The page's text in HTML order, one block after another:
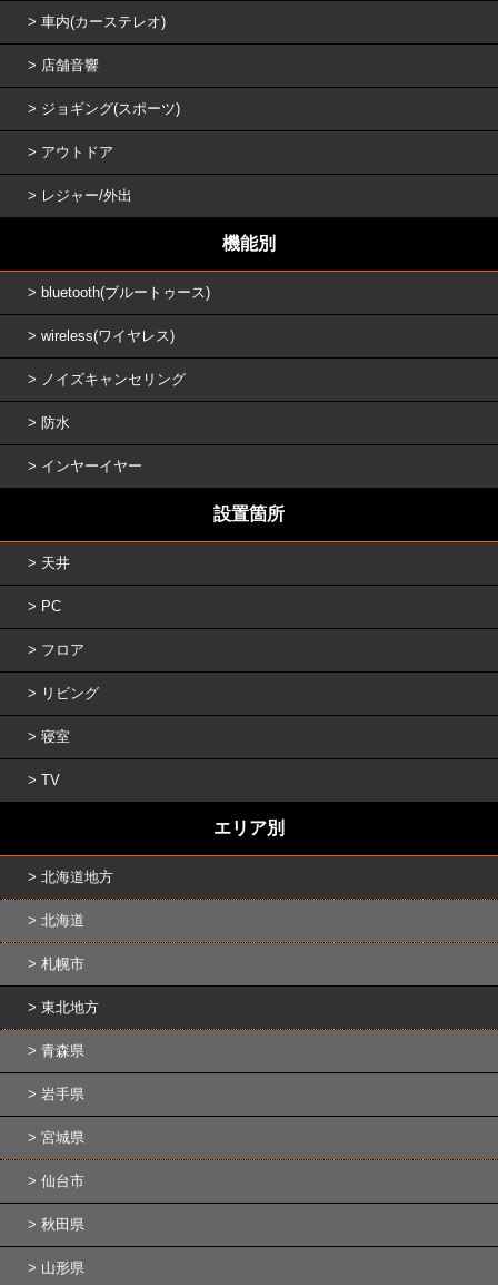
車内(カーステレオ)
店舗音響
ジョギング(スポーツ)
アウトドア
レジャー/外出
機能別
bluetooth(ブルートゥース)
wireless(ワイヤレス)
ノイズキャンセリング
防水
インヤーイヤー
設置箇所
天井
PC
フロア
リビング
寝室
TV
エリア別
北海道地方
北海道
札幌市
東北地方
青森県
岩手県
宮城県
仙台市
秋田県
山形県